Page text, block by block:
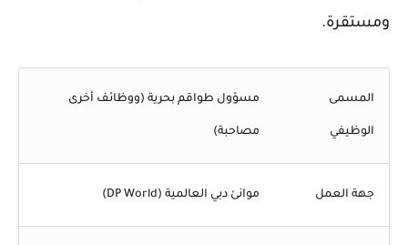
ومستقرة.
المسمى
الوظيفي
مسؤول طواقم بحرية (ووظائف أخرى
مصاحبة)
جهة العمل موانئ دبي العالمية (DP World)